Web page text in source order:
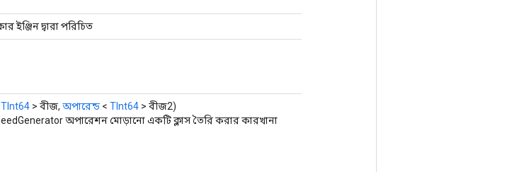
ইঞ্জিন দ্বারা পরিচিত
TInt64 > বীজ, অপারেন্ড < TInt64 > বীজ2)
অপারেশন মোড়ানো একটি ক্লাস তৈরি করার কারখানা